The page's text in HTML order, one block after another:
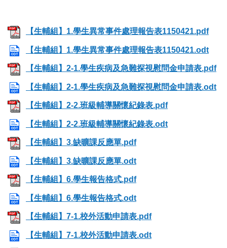
【生輔組】1.學生異常事件處理報告表1150421.pdf
【生輔組】1.學生異常事件處理報告表1150421.odt
【生輔組】2-1.學生疾病及急難探視慰問金申請表.pdf
【生輔組】2-1.學生疾病及急難探視慰問金申請表.odt
【生輔組】2-2.班級輔導關懷紀錄表.pdf
【生輔組】2-2.班級輔導關懷紀錄表.odt
【生輔組】3.缺曠課反應單.pdf
【生輔組】3.缺曠課反應單.odt
【生輔組】6.學生報告格式.pdf
【生輔組】6.學生報告格式.odt
【生輔組】7-1.校外活動申請表.pdf
【生輔組】7-1.校外活動申請表.odt